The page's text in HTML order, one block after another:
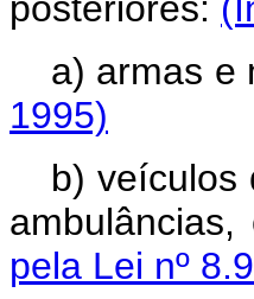
a) armas e
1995)
b) veículos
pela Lei nº